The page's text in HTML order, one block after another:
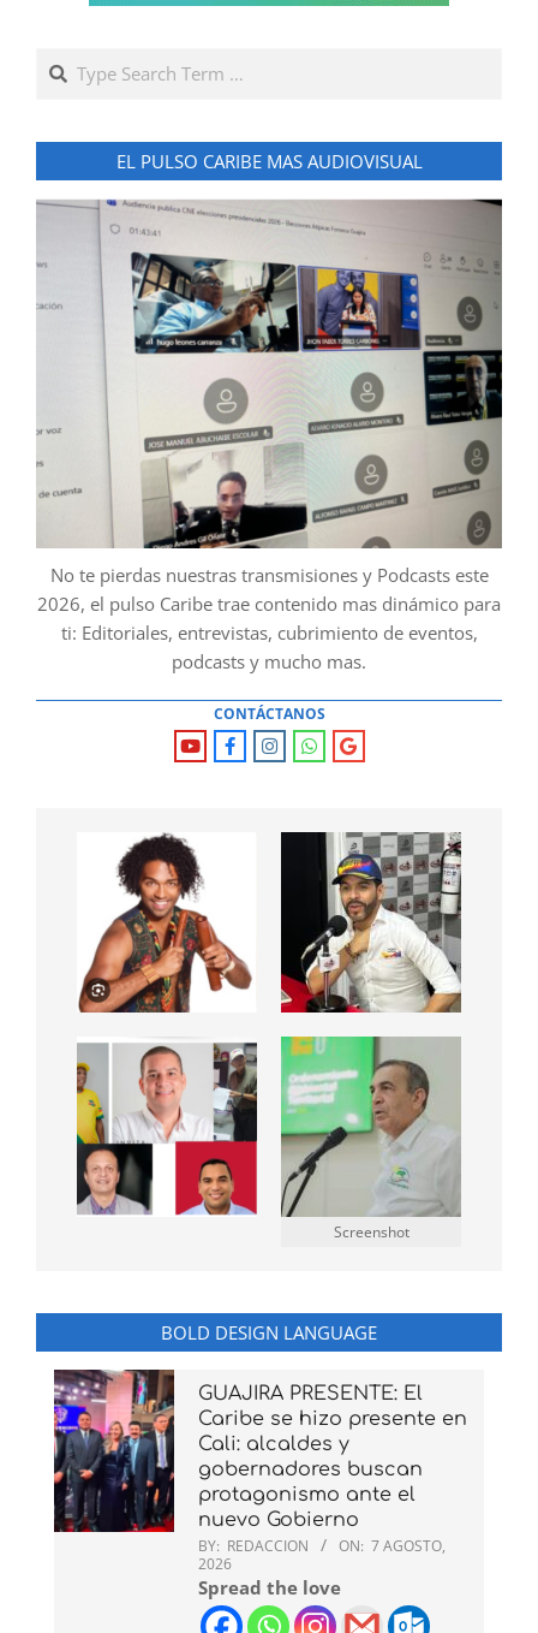
Search
EL PULSO CARIBE MAS AUDIOVISUAL
No te pierdas nuestras transmisiones y Podcasts este
2026, el pulso Caribe trae contenido mas dinámico para
ti: Editoriales, entrevistas, cubrimiento de eventos,
podcasts y mucho mas.
CONTÁCTANOS
Screenshot
BOLD DESIGN LANGUAGE
GUAJIRA PRESENTE: El
Caribe se hizo presente en
Cali: alcaldes y
gobernadores buscan
protagonismo ante el
nuevo Gobierno
BY: REDACCION ON: 7 AGOSTO,
2026
Spread the love